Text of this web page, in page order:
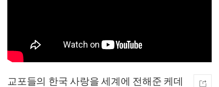
교포들의 한국 사랑을 세계에 전해준 케데